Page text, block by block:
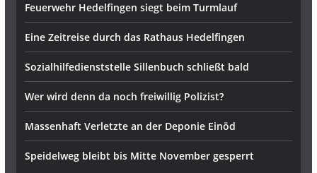
Feuerwehr Hedelfingen siegt beim Turmlauf
Eine Zeitreise durch das Rathaus Hedelfingen
Sozialhilfedienststelle Sillenbuch schließt bald
Wer wird denn da noch freiwillig Polizist?
Massenhaft Verletzte an der Deponie Einöd
Speidelweg bleibt bis Mitte November gesperrt